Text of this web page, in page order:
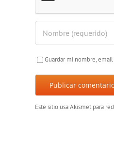
Guardar mi nombre,
Este sitio usa Akismet para